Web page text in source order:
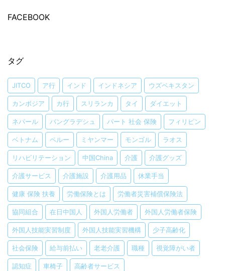
FACEBOOK
タグ
JITCO ア行 インド インドネシア ウズベキスタン
カンボジア カ行 スリランカ タイ ダイエット
ネパール バングラデシュ パート 社会 保険 フィリピン
ベトナム ペルー ミヤンマー モンゴル ラオス
リハビリテーション 中国China 介護 介護グッズ
介護サービス 介護施設 介護用品 休業手当
健康 保険 扶養 労働保険とは 労働者災害補償保険法
協同組合 在日中国人 外国人労働者 外国人労働者保険
外国人技能実習制度 外国人技能実習機構 少子高齢化
社会保険 給与前払い 老老介護 職種 視覚障がい者
認知症 車椅子 高齢者サービス